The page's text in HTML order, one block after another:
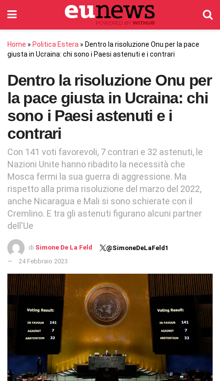
Home » Politica Estera » Dentro la risoluzione Onu per la pace
giusta in Ucraina: chi sono i Paesi astenuti e i contrari
Dentro la risoluzione Onu per
la pace giusta in Ucraina: chi
sono i Paesi astenuti e i
contrari
Con 141 voti favorevoli, 7 contrari e 32 astenuti, le
Nazioni Unite hanno ribadito la necessità che
Mosca fermi la sua guerra di aggressione. Ma
rispetto alla prima risoluzione del marzo del 2022,
anche Nicaragua e Mali si sono schierate con il
Cremlino. E tra gli astenuti figurano alcuni partner
dell'Ue
di Simone De La Feld
@SimoneDeLaFeld1
24 Febbraio 2023